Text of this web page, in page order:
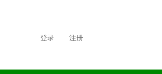
登录 注册